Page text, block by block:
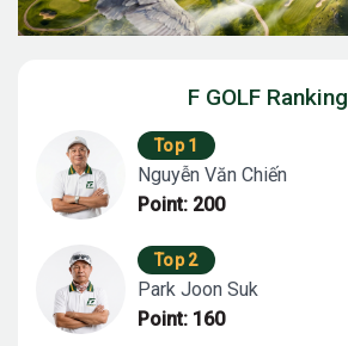
F GOLF Ranking
Top 1
Nguyễn Văn Chiến
Point: 200
Top 2
Park Joon Suk
Point: 160